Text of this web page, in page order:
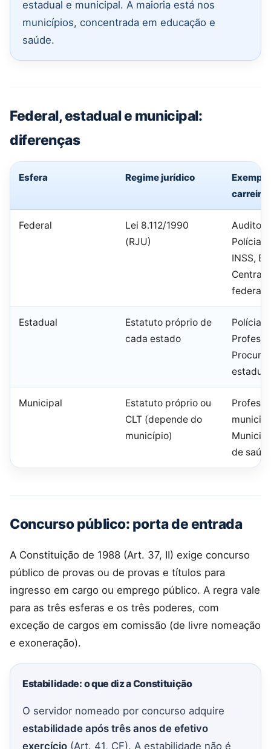
estadual e municipal. A maioria está nos
municípios, concentrada em educação e
saúde.
Federal, estadual e municipal:
diferenças
Esfera Regime jurídico
Federal
Lei 8.112/1990
(RJU)
Auditor
Polícia
INSS,
Central,
federal
Estadual
Estatuto próprio de
cada estado
Polícia
estadual
Municipal
Estatuto próprio ou
CLT (depende do
município)
de
Concurso público: porta de entrada
A Constituição de 1988 (Art. 37, II) exige concurso
público de provas ou de provas e títulos para
ingresso em cargo ou emprego público. A regra vale
para as três esferas e os três poderes, com
exceção de cargos em comissão (de livre nomeação
e exoneração).
Estabilidade: o que diz a Constituição
O servidor nomeado por concurso adquire
estabilidade após três anos de efetivo
exercício (Art. 41, CF). A estabilidade não é